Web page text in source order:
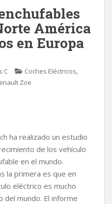
América
en Europa
C Coches Eléctricos,
Zoe
ha realizado un estudio
de los vehículo
en el mundo.
la primera es que en
eléctrico es mucho
mundo. El informe